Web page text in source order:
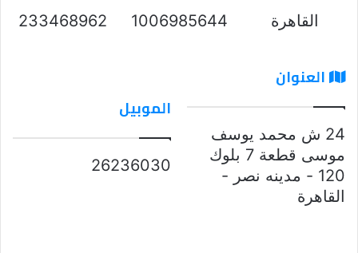
القاهرة 1006985644
233468962
العنوان
24 ش محمد يوسف
موسى قطعة 7 بلوك
120 - مدينه نصر -
القاهرة
الموبيل
26236030